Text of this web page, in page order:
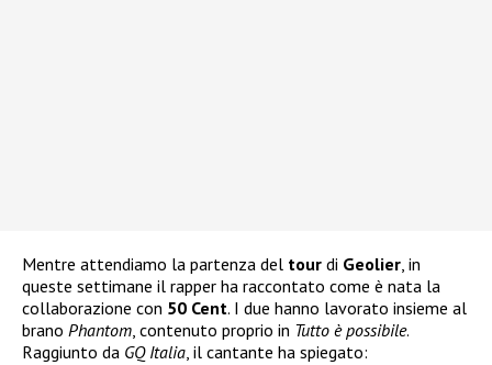
Mentre attendiamo la partenza del tour di Geolier, in
queste settimane il rapper ha raccontato come è nata la
collaborazione con 50 Cent. I due hanno lavorato insieme al
brano Phantom, contenuto proprio in Tutto è possibile.
Raggiunto da GQ Italia, il cantante ha spiegato: